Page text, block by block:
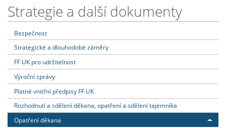
Strategie a další dokumenty
Bezpečnost
Strategické a dlouhodobé záměry
FF UK pro udržitelnost
Výroční zprávy
Platné vnitřní předpisy FF UK
Rozhodnutí a sdělení děkana, opatření a sdělení tajemníka
Opatření děkana